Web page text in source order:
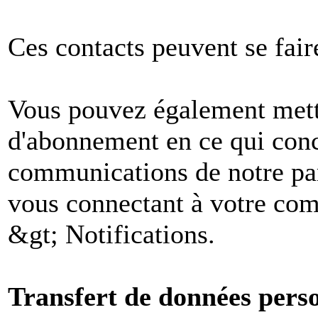
Ces contacts peuvent se
Vous pouvez également
d'abonnement en ce qui
communications de notre
vous connectant à votre
&gt; Notifications.
Transfert de données